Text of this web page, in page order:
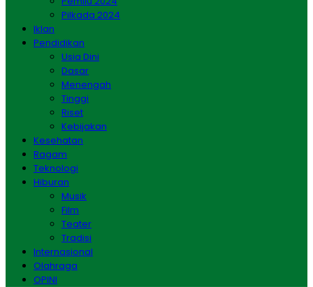
Pilkada 2024
Iklan
Pendidikan
Usia Dini
Dasar
Menengah
Tinggi
Riset
Kebijakan
Kesehatan
Ragam
Teknologi
Hiburan
Musik
Film
Teater
Tradisi
Internasional
Olahraga
OPINI